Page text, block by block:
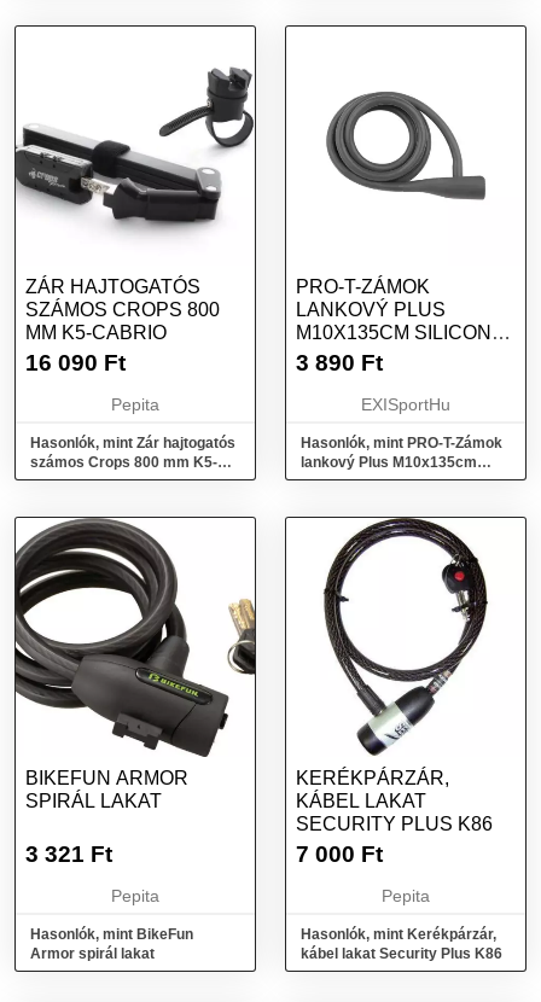
ZÁR HAJTOGATÓS
SZÁMOS CROPS 800
MM K5-CABRIO
16 090 Ft
Pepita
Hasonlók, mint Zár hajtogatós
számos Crops 800 mm K5-
CABRIO
PRO-T-ZÁMOK
LANKOVÝ PLUS
M10X135CM SILICONE
GREY SZÜRKE
3 890 Ft
EXISportHu
Hasonlók, mint PRO-T-Zámok
lankový Plus M10x135cm
Silicone Grey Szürke
BIKEFUN ARMOR
SPIRÁL LAKAT
3 321 Ft
Pepita
Hasonlók, mint BikeFun
Armor spirál lakat
KERÉKPÁRZÁR,
KÁBEL LAKAT
SECURITY PLUS K86
7 000 Ft
Pepita
Hasonlók, mint Kerékpárzár,
kábel lakat Security Plus K86